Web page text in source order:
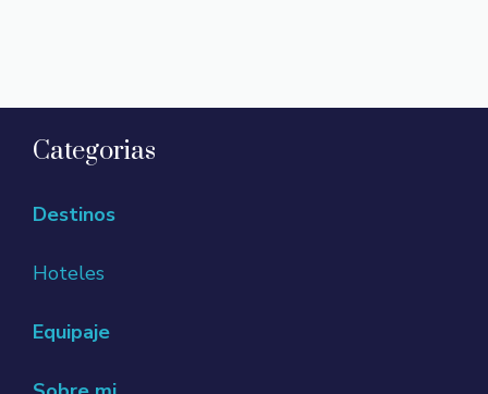
Categorias
Destinos
Hoteles
Equipaje